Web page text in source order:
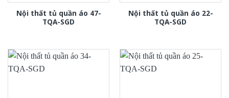
Nội thất tủ quần áo 47-
TQA-SGD
Nội thất tủ quần áo 22-
TQA-SGD